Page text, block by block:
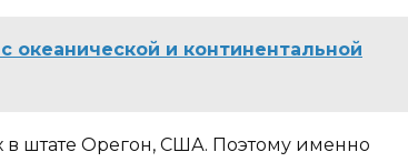
океанической и континентальной
штате Орегон, США. Поэтому именно